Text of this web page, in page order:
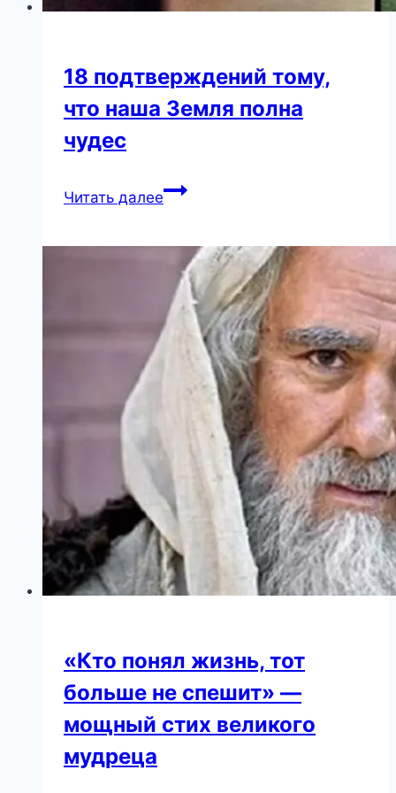
18 подтверждений тому,
что наша Земля полна
чудес
Читать далее18
наша
Земля
полна
чудес
«Кто понял жизнь, тот
больше не спешит» —
мощный стих великого
мудреца